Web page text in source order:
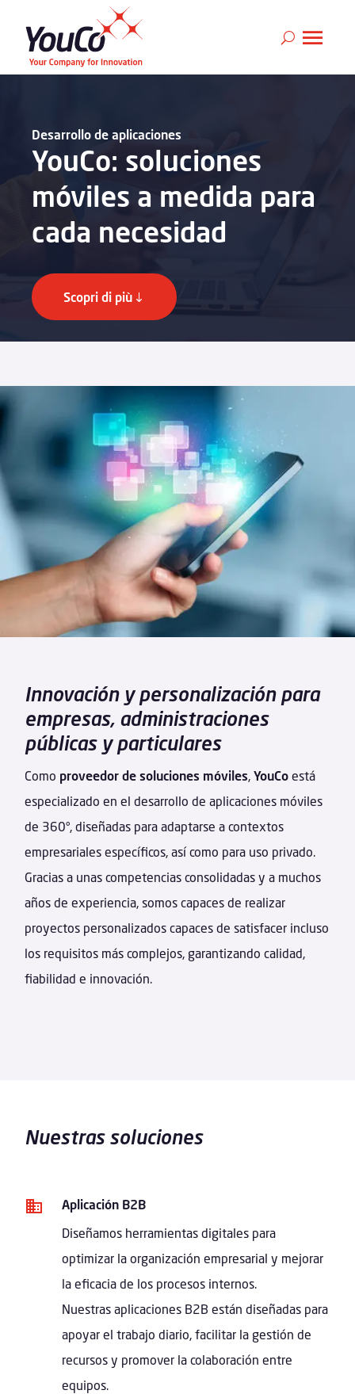
YouCo: soluciones
móviles a medida para
cada necesidad
Desarrollo de aplicaciones
Scopri di più
Innovación y personalización para
empresas, administraciones
públicas y particulares
Como proveedor de soluciones móviles,YouCo está
especializado en el desarrollo de aplicaciones móviles
de 360°, diseñadas para adaptarse a contextos
empresariales específicos, así como para uso privado.
Gracias a unas competencias consolidadas y a muchos
años de experiencia, somos capaces de realizar
proyectos personalizados capaces de satisfacer incluso
los requisitos más complejos, garantizando calidad,
fiabilidad e innovación.
Nuestras soluciones
Aplicación B2B
Diseñamos herramientas digitales para
optimizar la organización empresarial y mejorar
la eficacia de los procesos internos.
Nuestras aplicaciones B2B están diseñadas para
apoyar el trabajo diario, facilitar la gestión de
recursos y promover la colaboración entre
equipos.